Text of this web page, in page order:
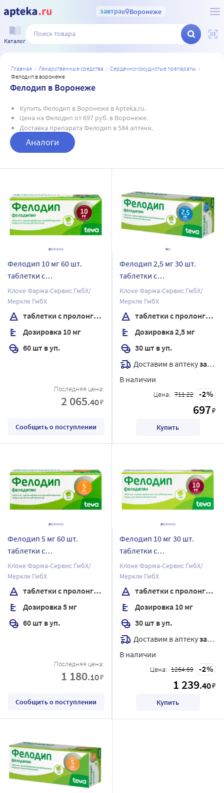
завтрав Воронеже
Каталог
главная лекарственные средства
сердечно-сосудистые препараты
фелодип в воронеже
Фелодип в Воронеже
Купить Фелодип в Воронеже в Apteka.ru.
Цена на Фелодип от 697 руб. в Воронеже.
Доставка препарата Фелодип в 584 аптеки.
Аналоги
Фелодип 10 мг 60 шт.
таблетки с
пролонгированным
высвобождением,
покрытые пленочной
оболочкой
Клоке Фарма-Сервис ГмбХ/
Меркле ГмбХ
таблетки с пролонгированным высвобождением, покрытые пленочной оболочкой
Дозировка 10 мг
60 шт в уп.
Последняя цена:
2 065.40₽
Сообщить о поступлении
Фелодип 2,5 мг 30 шт.
таблетки с
пролонгированным
высвобождением,
покрытые пленочной
оболочкой
Клоке Фарма-Сервис ГмбХ/
Меркле ГмбХ
таблетки с пролонгированным высвобождением, покрытые пленочной оболочкой
Дозировка 2,5 мг
30 шт в уп.
Доставим в аптекузавтра
В наличии
Цена: 711.22 2
697₽
Купить
Фелодип 5 мг 60 шт.
таблетки с
пролонгированным
высвобождением,
покрытые пленочной
оболочкой
Клоке Фарма-Сервис ГмбХ/
Меркле ГмбХ
таблетки с пролонгированным высвобождением, покрытые пленочной оболочкой
Дозировка 5 мг
60 шт в уп.
Последняя цена:
1 180.10₽
Сообщить о поступлении
Фелодип 10 мг 30 шт.
таблетки с
пролонгированным
высвобождением,
покрытые пленочной
оболочкой
Клоке Фарма-Сервис ГмбХ/
Меркле ГмбХ
таблетки с пролонгированным высвобождением, покрытые пленочной оболочкой
Дозировка 10 мг
30 шт в уп.
Доставим в аптекузавтра
В наличии
Цена: 1264.69 2
1 239.40₽
Купить